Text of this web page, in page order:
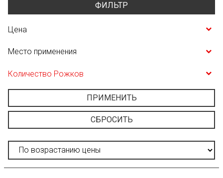
ФИЛЬТР
Цена
Место применения
Количество Рожков
ПРИМЕНИТЬ
СБРОСИТЬ